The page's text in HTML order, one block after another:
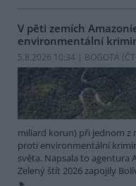
V pěti zemích
environmentální
5.8.2026 10:34 | BOGOTÁ (
miliard korun) při jednom z
proti environmentální
světa. Napsala to agentura
Zelený štít 2026 zapojily